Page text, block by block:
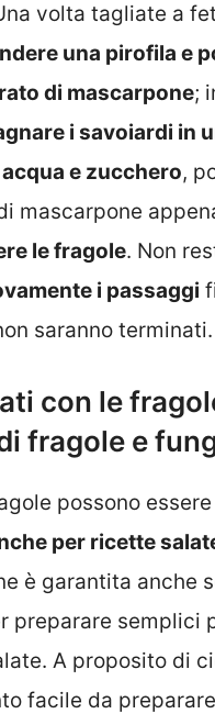
volta tagliate a
una pirofila e
di mascarpone;
i savoiardi in
e zucchero,
mascarpone
le fragole. Non
i passaggi
saranno terminati.
con le
fragole e
possono essere
per ricette
è garantita anche
preparare semplici
A proposito di
facile da